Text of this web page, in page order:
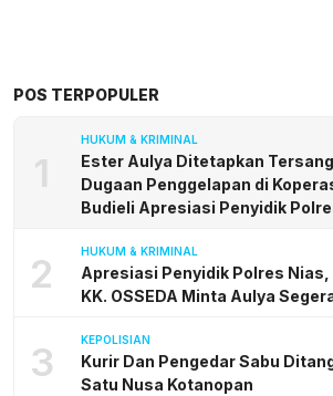
POS TERPOPULER
1
HUKUM & KRIMINAL
Ester Aulya Ditetapkan
Dugaan Penggelapan di
Budieli Apresiasi Penyidik
2 HUKUM & KRIMINAL
Apresiasi Penyidik Polres Nias,
KK. OSSEDA Minta Aulya
3 KEPOLISIAN
Kurir Dan Pengedar Sabu
Satu Nusa Kotanopan